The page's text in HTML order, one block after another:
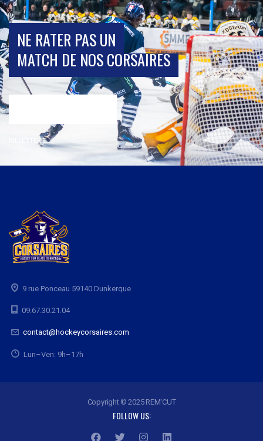
NE RATER PAS UN
MATCH DE NOS CORSAIRES
BILLETTERIE
9 rue Ponceau 59140 Dunkerque
09.67.30.21.04
contact@hockeycorsaires.com
Lun–Ven: 9h–17h
Copyright © 2025 REM'CUT
FOLLOW US: